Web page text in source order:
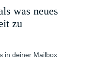
was neues
zu
in deiner Mailbox